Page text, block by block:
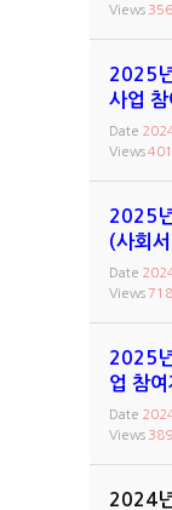
Views
2025
사업
Date
Views
2025
(사회
Date
Views
2025
업 참
Date
Views
2024